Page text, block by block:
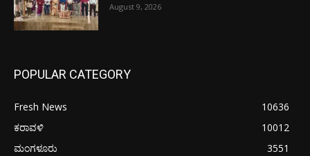
August 9, 2026
POPULAR CATEGORY
Fresh News
10636
ಕರಾವಳಿ
10012
ಮಂಗಳೂರು
3551